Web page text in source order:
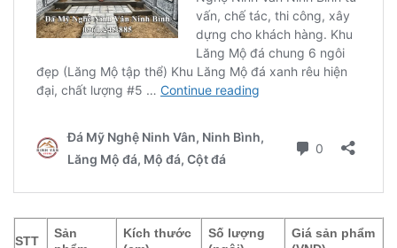
STT
Sản
Kích thước
Số lượng
Giá sản phẩm